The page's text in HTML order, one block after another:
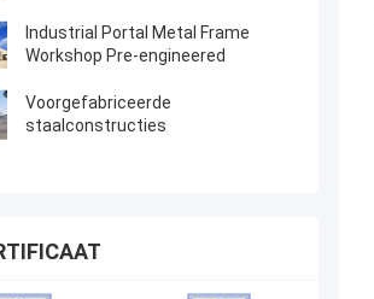
Industrial Portal Metal Frame
Workshop Pre-engineered
Voorgefabriceerde
staalconstructies